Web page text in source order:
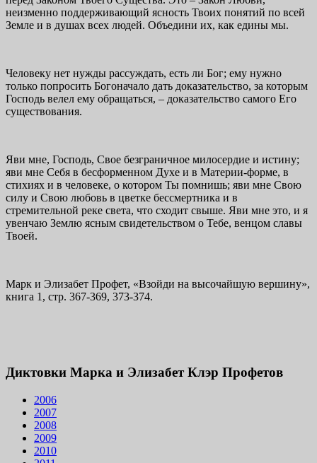
неизменно поддерживающий ясность Твоих понятий по всей
Земле и в душах всех людей. Объе­дини их, как едины мы.
Человеку нет нужды рассуждать, есть ли Бог; ему нужно
только попросить Богоначало дать доказательство, за которым
Господь велел ему обращаться, – доказательство самого Его
существования.
Яви мне, Господь, Свое безграничное милосердие и истину;
яви мне Себя в бесформенном Духе и в Материи-форме, в
стихиях и в человеке, о котором Ты помнишь; яви мне Свою
силу и Свою любовь в цветке бессмертника и в
стремительной реке света, что сходит свыше. Яви мне это, и я
увенчаю Землю ясным свидетель­ством о Тебе, венцом славы
Твоей.
Марк и Элизабет Профет, «Взойди на высочайшую вершину»,
книга 1, стр. 367-369, 373-374.
Диктовки Марка и Элизабет Клэр Профетов
2006
2007
2008
2009
2010